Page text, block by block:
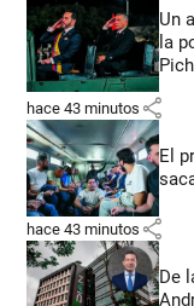
Un
la
hace 43 minutos share
El
hace 43 minutos share
De